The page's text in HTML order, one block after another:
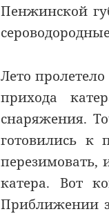
Пенжинской
Лето
прихода
снаряжения.
готовились к
катера. Вот
Приближении